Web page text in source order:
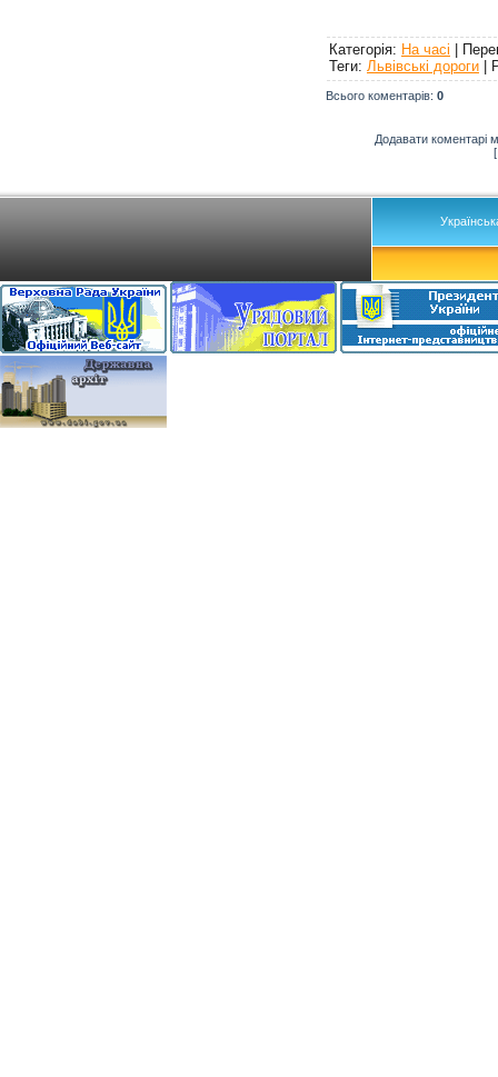
Категорія: На часі |
Теги: Львівські дороги |
Всього коментарів: 0
Додавати коментарі